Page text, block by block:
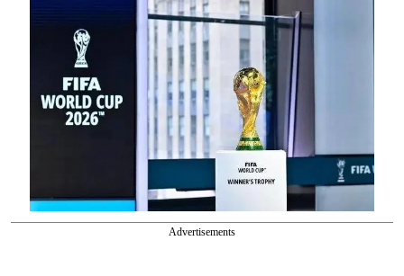
Advertisements